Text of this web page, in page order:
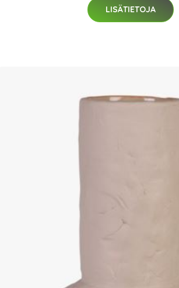
LISÄTIETOJA